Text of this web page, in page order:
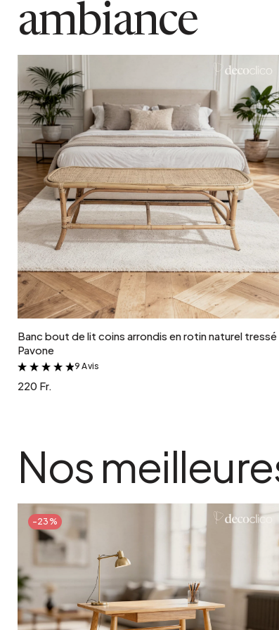
poids colis
14 kg
poids maximum supporte
Naturel
ambiance
Ajouter au panier
Banc bout de lit coins arrondis en rotin naturel tressé
Pavone
&
9 Avis
220 Fr.
Nos
-23%